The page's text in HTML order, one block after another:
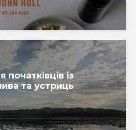
початківців із
та устриць